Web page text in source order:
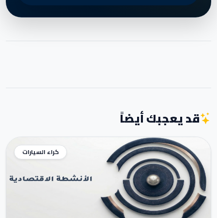
قد يعجبك أيضاً
كراء السيارات